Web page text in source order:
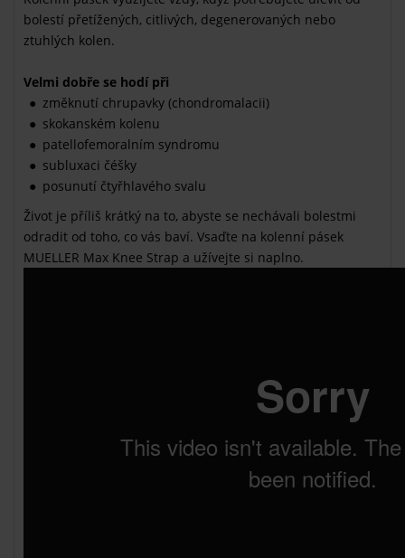
bolestí přetížených, citlivých, degenerovaných nebo
ztuhlých kolen.
Velmi dobře se hodí při
změknutí chrupavky (chondromalacii)
skokanském kolenu
patellofemoralním syndromu
subluxaci čéšky
posunutí čtyřhlavého svalu
Život je příliš krátký na to, abyste se nechávali bolestmi
odradit od toho, co vás baví. Vsaďte na kolenní pásek
MUELLER Max Knee Strap a užívejte si naplno.